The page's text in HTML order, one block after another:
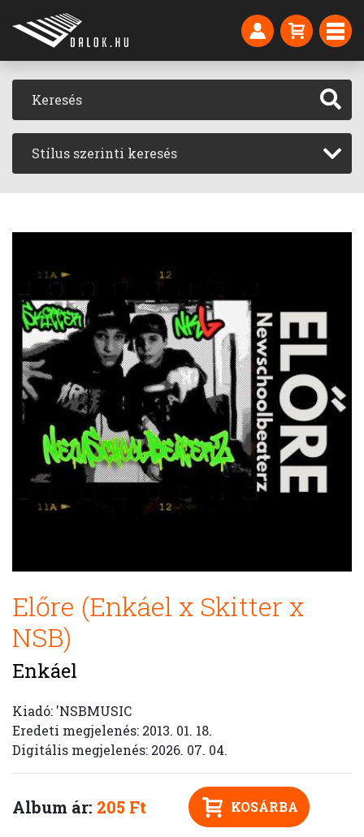
Stílus szerinti keresés
Előre (Enkáel x Skitter x
NSB)
Enkáel
Kiadó: 'NSBMUSIC
Eredeti megjelenés: 2013. 01. 18.
Digitális megjelenés: 2026. 07. 04.
Album ár: 205 Ft KOSÁRBA